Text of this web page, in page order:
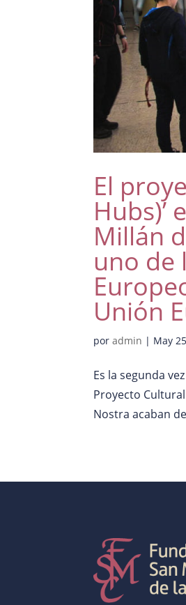
El
Hubs)’
Millán
uno de
Unión
poradmin | May
Es la segunda
Proyecto
Nostra acaban